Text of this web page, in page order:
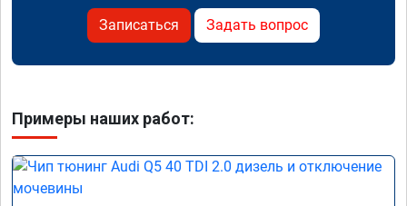
Записаться Задать вопрос
Примеры наших работ: